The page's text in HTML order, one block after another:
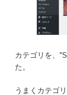
カテゴリを、
た。
うまくカテゴ